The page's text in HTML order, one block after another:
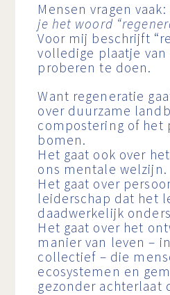
Mensen vragen vaak:
je het woord
Voor mij beschrijft
volledige plaatje van
proberen te doen.
Want regeneratie
over duurzame
compostering of het
bomen.
Het gaat ook over
ons mentale welzijn.
Het gaat over
leiderschap dat het
daadwerkelijk
Het gaat over het
manier van leven –
collectief – die
ecosystemen en
gezonder achterlaat